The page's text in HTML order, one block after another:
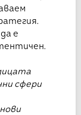
е
сфери